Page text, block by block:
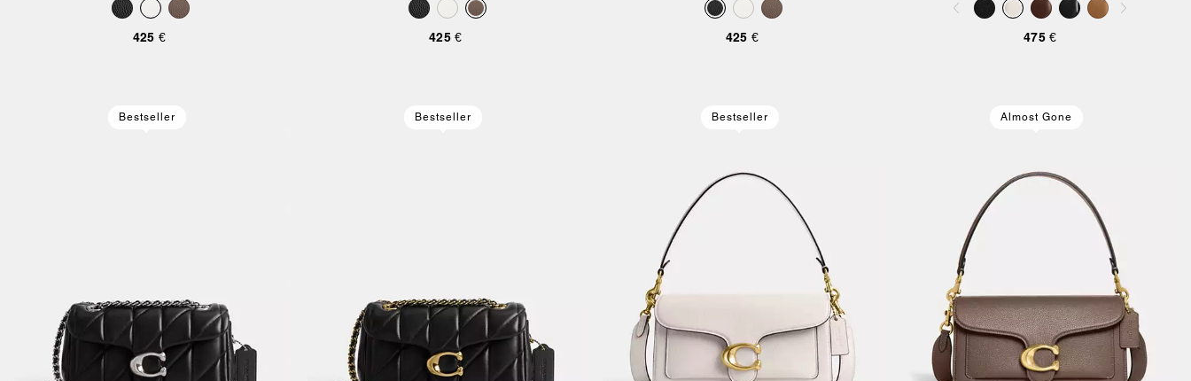
425 € 425 € 425 € 475 €
Bestseller Bestseller Bestseller Almost Gone